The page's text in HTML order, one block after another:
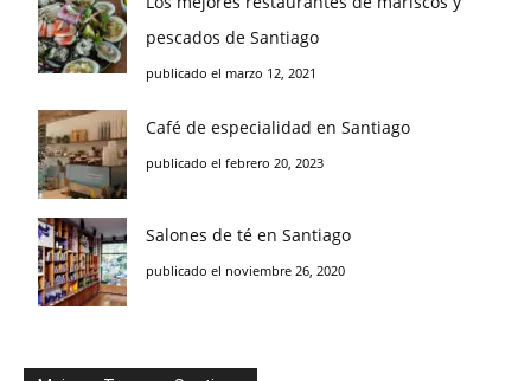
pescados de Santiago
publicado el marzo 12, 2021
Café de especialidad en Santiago
publicado el febrero 20, 2023
Salones de té en Santiago
publicado el noviembre 26, 2020